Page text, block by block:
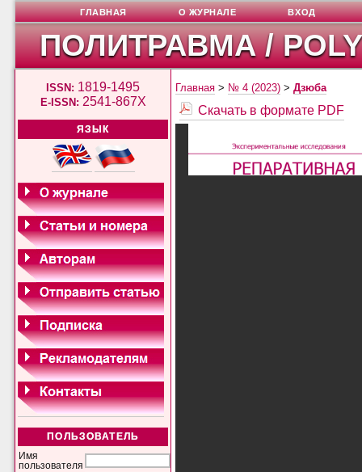
ПОЛИТРАВМА /
ISSN: 1819-1495
E-ISSN: 2541-867X
ЯЗЫК
ПОЛЬЗОВАТЕЛЬ
Имя
пользователя
ГЛАВНАЯ О ЖУРНАЛЕ ВХОД
Главная > № 4 (2023) >Дзюба
Скачать в формате PDF